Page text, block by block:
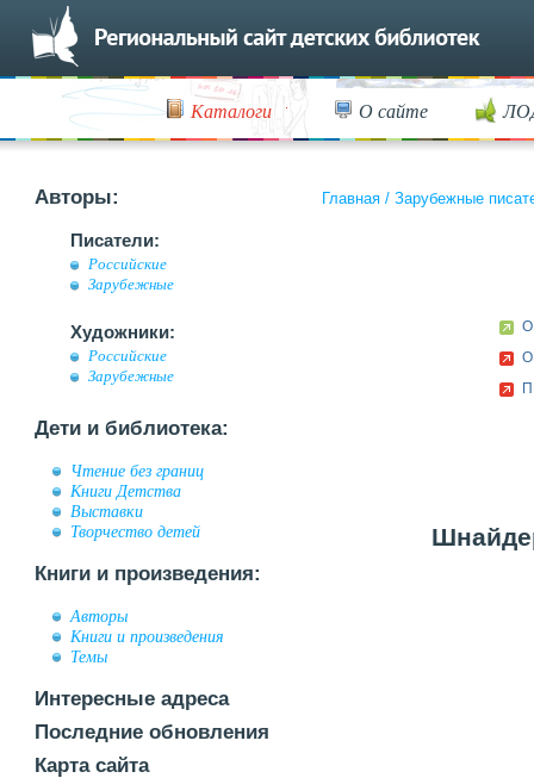
Каталоги О сайте
Авторы:
Писатели:
Российские
Зарубежные
Художники:
Российские
Зарубежные
Дети и библиотека:
Чтение без границ
Книги Детства
Выставки
Творчество детей
Книги и произведения:
Авторы
Книги и произведения
Темы
Интересные адреса
Последние обновления
Карта сайта
Главная / Зарубежные